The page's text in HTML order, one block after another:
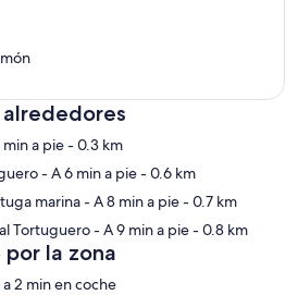
Mapa
alrededores
min a pie- 0.3 km
- A 6 min a pie- 0.6 km
marina- A 8 min a pie- 0.7 km
Tortuguero- A 9 min a pie- 0.8 km
la zona
2 min en coche